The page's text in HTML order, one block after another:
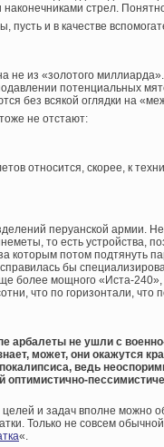
стрел.
пусть и в качестве
не из «золотого
потенциальных
без всякой оглядки на
не отстают:
относится, скорее, к
перуанской армии.
то есть устройства,
которым потом подтянуть
бы
более мощного «Иста-240»,
что по горизонтали, что
арбалеты не ушли с
может, они окажутся
ведь
оптимистично-
и задач вполне можно
Только не совсем
«.